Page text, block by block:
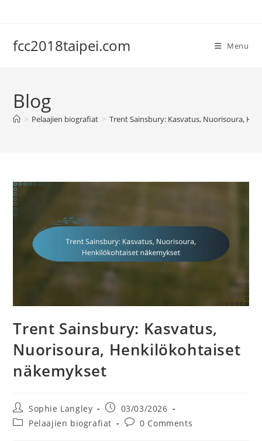
fcc2018taipei.com Menu
Blog
> Pelaajien biografiat > Trent Sainsbury: Kasvatus, Nuorisoura,
Trent Sainsbury: Kasvatus,
Nuorisoura, Henkilökohtaiset
näkemykset
Post
author:
Sophie Langley
Post
published:
03/03/2026
PostPelaajien biografiat
Post0 Comments